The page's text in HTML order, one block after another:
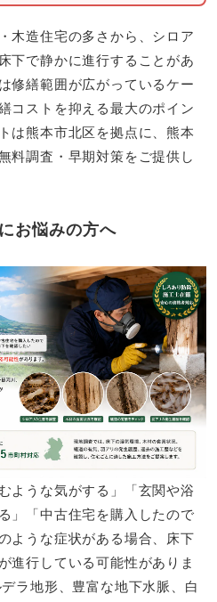
木造住宅の多さから、シロア
下で静かに進行することがあ
修繕範囲が広がっているケー
コストを抑える最大のポイン
は熊本市北区を拠点に、熊本
料調査・早期対策をご提供し
お悩みの方へ
ような気がする」「玄関や浴
」「中古住宅を購入したので
うな症状がある場合、床下
進行している可能性がありま
ラ地形、豊富な地下水脈、白